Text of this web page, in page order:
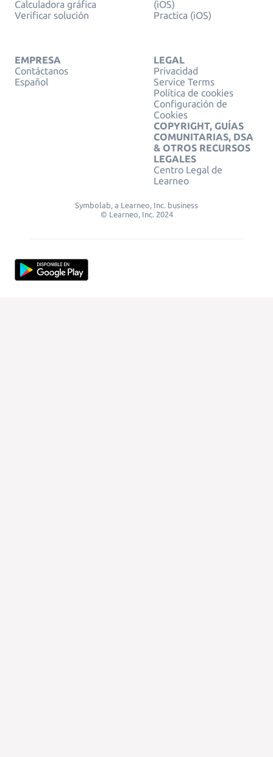
Calculadora gráfica
Verificar solución
(iOS)
Practica (iOS)
EMPRESA
Contáctanos
Español
LEGAL
Privacidad
Service Terms
Política de cookies
Configuración de
Cookies
COPYRIGHT, GUÍAS
COMUNITARIAS, DSA
& OTROS RECURSOS
LEGALES
Centro Legal de
Learneo
Symbolab, a Learneo, Inc. business
© Learneo, Inc. 2024